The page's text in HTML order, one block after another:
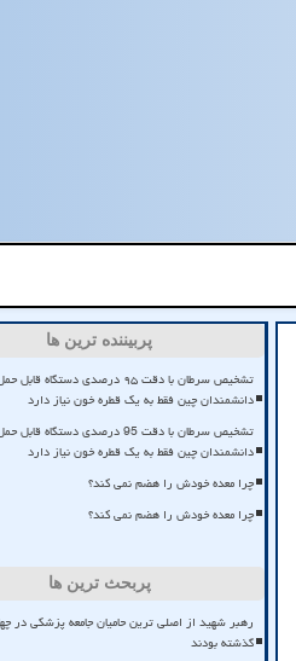
پربیننده ترین ها
تشخیص سرطان با دقت ۹۵ درصدی دستگاه قابل
دانشمندان چین فقط به یک قطره خون نیاز دارد
تشخیص سرطان با دقت 95 درصدی دستگاه قابل
دانشمندان چین فقط به یک قطره خون نیاز دارد
چرا معده خودش را هضم نمی کند؟
چرا معده خودش را هضم نمی کند؟
پربحث ترین ها
رهبر شهید از اصلی ترین حامیان جامعه پزشکی در
گذشته بودند